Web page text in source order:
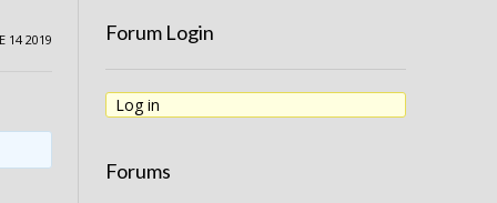
14 2019 Forum Login
Log in
Forums